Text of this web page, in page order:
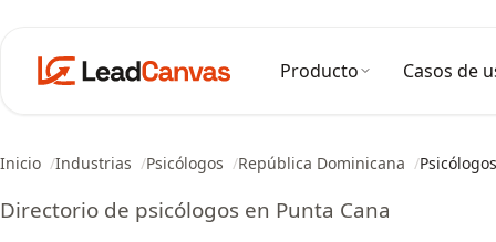
Producto Casos de
Inicio Industrias Psicólogos República Dominicana
Directorio de psicólogos en Punta Cana